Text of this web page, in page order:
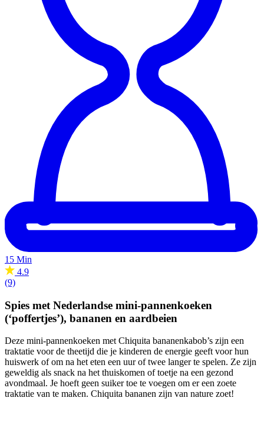
15 Min
4.9
(9)
Spies met Nederlandse mini-pannenkoeken
(‘poffertjes’), bananen en aardbeien
Deze mini-pannenkoeken met Chiquita bananenkabob’s zijn een
traktatie voor de theetijd die je kinderen de energie geeft voor hun
huiswerk of om na het eten een uur of twee langer te spelen. Ze zijn
geweldig als snack na het thuiskomen of toetje na een gezond
avondmaal. Je hoeft geen suiker toe te voegen om er een zoete
traktatie van te maken. Chiquita bananen zijn van nature zoet!